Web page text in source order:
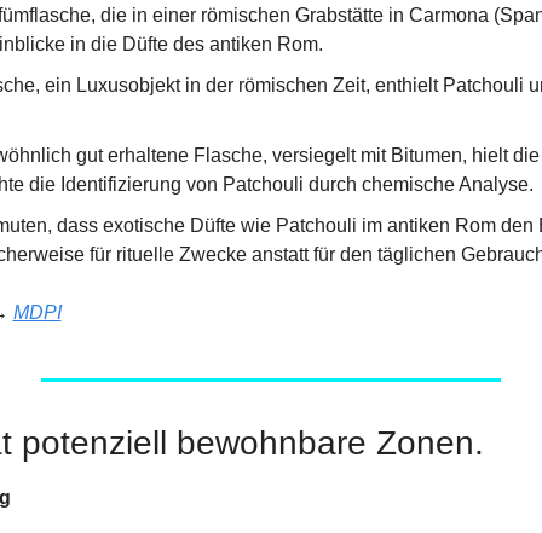
die in einer römischen Grabstätte in Carmona
in die Düfte des antiken Rom.
ein Luxusobjekt in der römischen Zeit, enthielt Patchouli
gut erhaltene Flasche, versiegelt mit Bitumen, hielt
die Identifizierung von Patchouli durch chemische Analyse.
dass exotische Düfte wie Patchouli im antiken Rom den
für rituelle Zwecke anstatt für den täglichen
MDPI
potenziell bewohnbare Zonen.